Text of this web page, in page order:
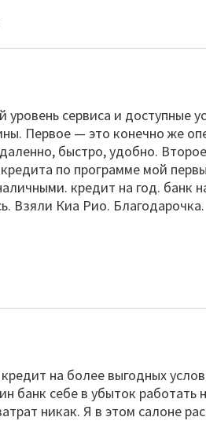
сервиса и доступные
Первое — это конечно же
быстро, удобно.
по программе мой
кредит на год. банк
Взяли Киа Рио. Благодарочка.
на более выгодных
банк себе в убыток
никак. Я в этом салоне